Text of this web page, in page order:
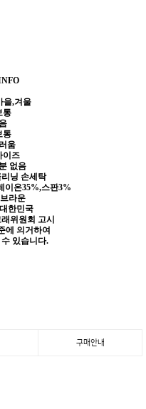
을,겨울
통
통
움
이즈
없음
닝 손세탁
이온35%,스판3%
라운
한민국
위원회 고시
에 의거하여
있습니다.
구매안내